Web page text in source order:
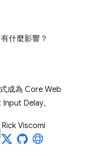
什麼影響？
成為 Core Web
Delay。
Rick Viscomi